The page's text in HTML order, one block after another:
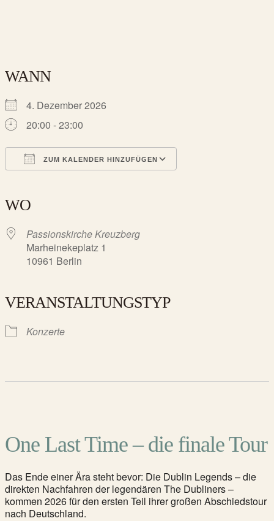
WANN
4. Dezember 2026
20:00 - 23:00
ZUM KALENDER HINZUFÜGEN
WO
Passionskirche Kreuzberg
Marheinekeplatz 1
10961 Berlin
VERANSTALTUNGSTYP
Konzerte
One Last Time – die finale Tour
Das Ende einer Ära steht bevor: Die Dublin Legends – die
direkten Nachfahren der legendären The Dubliners –
kommen 2026 für den ersten Teil ihrer großen Abschiedstour
nach Deutschland.